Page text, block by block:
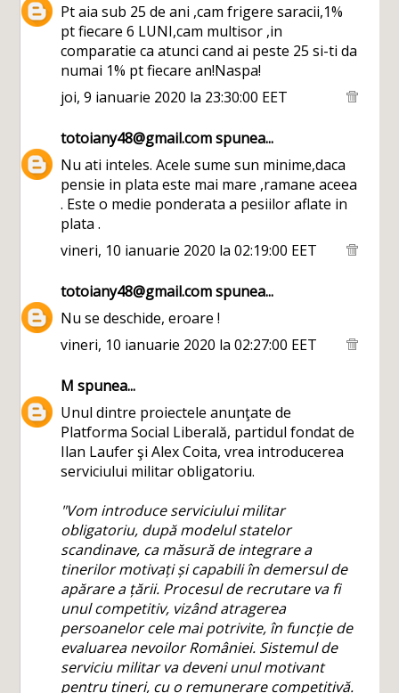
Pt aia sub 25 de ani ,cam frigere saracii,1%
pt fiecare 6 LUNI,cam multisor ,in
comparatie ca atunci cand ai peste 25 si-ti da
numai 1% pt fiecare an!Naspa!
joi, 9 ianuarie 2020 la 23:30:00 EET
totoiany48@gmail.comspunea...
Nu ati inteles. Acele sume sun minime,daca
pensie in plata este mai mare ,ramane aceea
. Este o medie ponderata a pesiilor aflate in
plata .
vineri, 10 ianuarie 2020 la 02:19:00 EET
totoiany48@gmail.comspunea...
Nu se deschide, eroare !
vineri, 10 ianuarie 2020 la 02:27:00 EET
M spunea...
Unul dintre proiectele anunţate de
Platforma Social Liberală, partidul fondat de
Ilan Laufer şi Alex Coita, vrea introducerea
serviciului militar obligatoriu.
"Vom introduce serviciului militar
obligatoriu, după modelul statelor
scandinave, ca măsură de integrare a
tinerilor motivați și capabili în demersul de
apărare a țării. Procesul de recrutare va fi
unul competitiv, vizând atragerea
persoanelor cele mai potrivite, în funcție de
evaluarea nevoilor României. Sistemul de
serviciu militar va deveni unul motivant
pentru tineri, cu o remunerare competitivă.